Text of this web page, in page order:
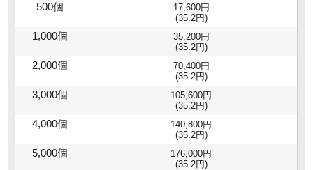
500個
17,600円
(35.2円)
1,000個
35,200円
(35.2円)
2,000個
70,400円
(35.2円)
3,000個
105,600円
(35.2円)
4,000個
140,800円
(35.2円)
5,000個
176,000円
(35.2円)